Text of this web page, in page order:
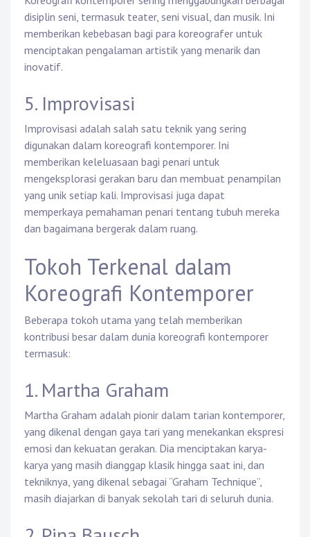
disiplin seni, termasuk teater, seni visual, dan musik. Ini
memberikan kebebasan bagi para koreografer untuk
menciptakan pengalaman artistik yang menarik dan
inovatif.
5. Improvisasi
Improvisasi adalah salah satu teknik yang sering
digunakan dalam koreografi kontemporer. Ini
memberikan keleluasaan bagi penari untuk
mengeksplorasi gerakan baru dan membuat penampilan
yang unik setiap kali. Improvisasi juga dapat
memperkaya pemahaman penari tentang tubuh mereka
dan bagaimana bergerak dalam ruang.
Tokoh Terkenal dalam
Koreografi Kontemporer
Beberapa tokoh utama yang telah memberikan
kontribusi besar dalam dunia koreografi kontemporer
termasuk:
1. Martha Graham
Martha Graham adalah pionir dalam tarian kontemporer,
yang dikenal dengan gaya tari yang menekankan ekspresi
emosi dan kekuatan gerakan. Dia menciptakan karya-
karya yang masih dianggap klasik hingga saat ini, dan
tekniknya, yang dikenal sebagai “Graham Technique”,
masih diajarkan di banyak sekolah tari di seluruh dunia.